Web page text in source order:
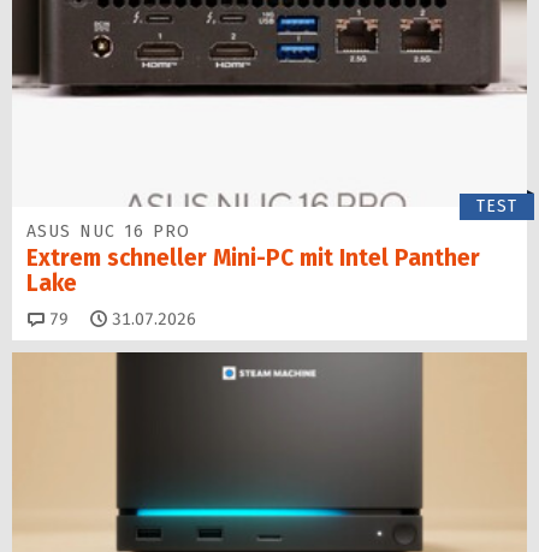
TEST
ASUS NUC 16 PRO
Extrem schneller Mini-PC mit Intel Panther
Lake
79 Kommentare
31.07.2026